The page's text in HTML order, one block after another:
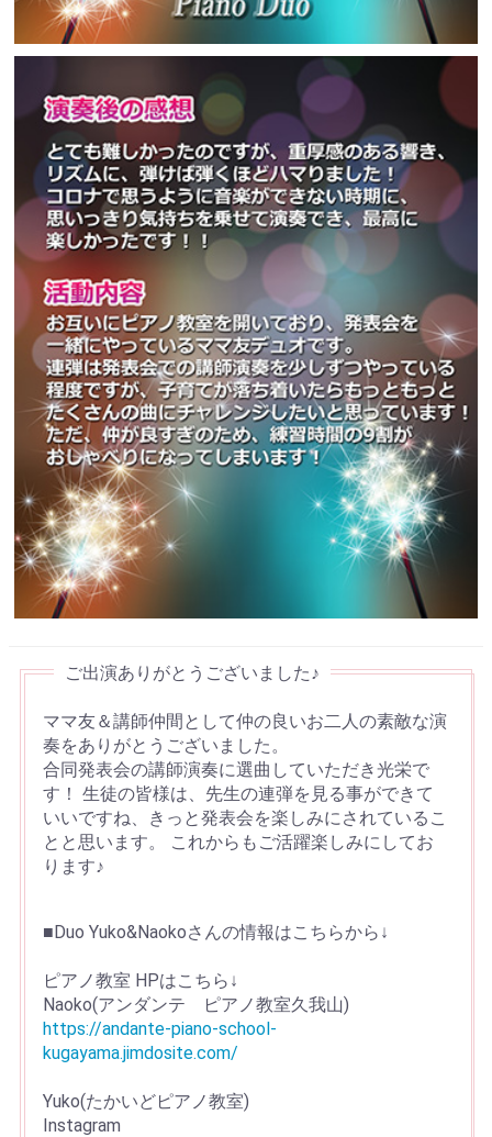
ママ友＆講師仲間として仲の良いお二人の素敵な演
奏をありがとうございました。
合同発表会の講師演奏に選曲していただき光栄で
す！ 生徒の皆様は、先生の連弾を見る事ができて
いいですね、きっと発表会を楽しみにされているこ
とと思います。 これからもご活躍楽しみにしてお
ります♪
■Duo Yuko&Naokoさんの情報はこちらから↓
ピアノ教室 HPはこちら↓
Naoko(アンダンテ ピアノ教室久我山)
https://andante-piano-school-
kugayama.jimdosite.com/
Yuko(たかいどピアノ教室)
Instagram